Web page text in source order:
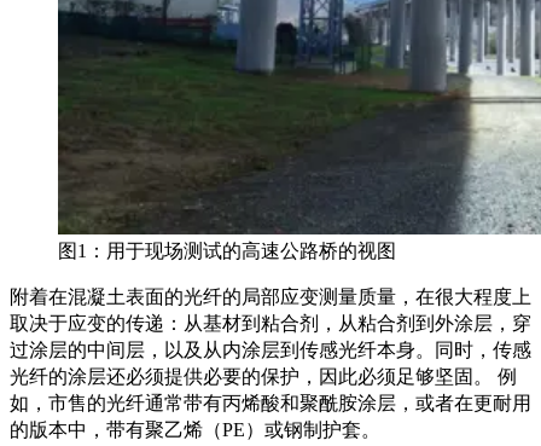
图1：用于现场测试的高速公路桥的视图
附着在混凝土表面的光纤的局部应变测量质量，在很大程度上
取决于应变的传递：从基材到粘合剂，从粘合剂到外涂层，穿
过涂层的中间层，以及从内涂层到传感光纤本身。同时，传感
光纤的涂层还必须提供必要的保护，因此必须足够坚固。 例
如，市售的光纤通常带有丙烯酸和聚酰胺涂层，或者在更耐用
的版本中，带有聚乙烯（PE）或钢制护套。